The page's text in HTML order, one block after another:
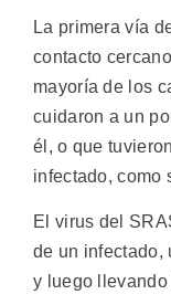
La primera vía
contacto
mayoría de los
cuidaron a un
él, o que
infectado, como
El virus del
de un infectado,
y luego